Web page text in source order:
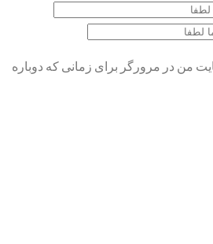
من در مرورگر برای زمانی که دوباره